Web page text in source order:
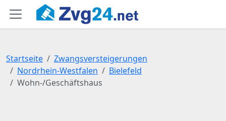
Startseite
Zwangsversteigerungen
Nordrhein-Westfalen
Bielefeld
Wohn-/Geschäftshaus